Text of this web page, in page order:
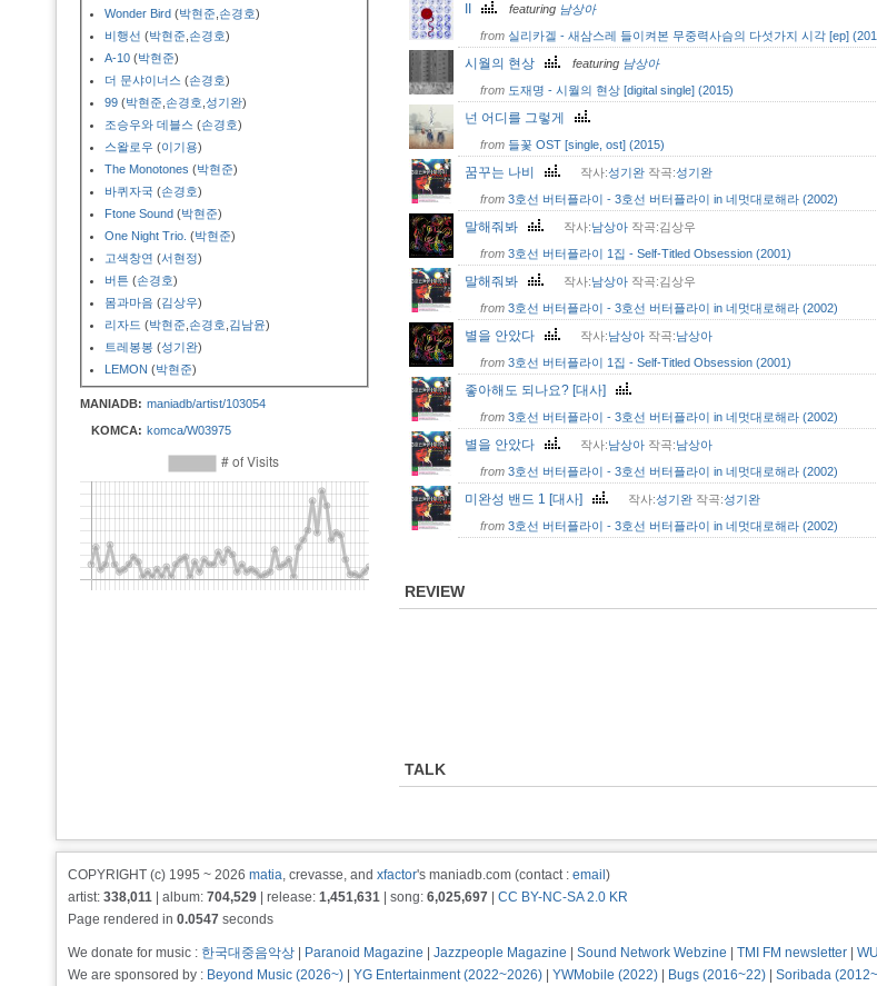
Wonder Bird (박현준 손경호)
비행선 (박현준 손경호)
A-10 (박현준)
더 문샤이너스 (손경호)
99 (박현준 손경호 성기완)
조승우와 데블스 (손경호)
스왈로우 (이기용)
The Monotones (박현준)
바퀴자국 (손경호)
Ftone Sound (박현준)
One Night Trio. (박현준)
고색창연 (서현정)
버튼 (손경호)
몸과마음 (김상우)
리자드 (박현준 손경호 김남윤)
트레봉봉 (성기완)
LEMON (박현준)
MANIADB: maniadb/artist/103054
KOMCA: komca/W03975
featuring 남상아
from 실리카겔 - 새삼스레 들이켜본 무중력사슴의 다섯가지 시각 [ep]
시월의 현상 featuring 남상아
from 도재명 - 시월의 현상 [digital single] (2015)
넌 어디를 그렇게
from 들꽃 OST [single, ost] (2015)
꿈꾸는 나비 작사:성기완 작곡:성기완
from 3호선 버터플라이 - 3호선 버터플라이 in 네멋대로해라 (2002)
말해줘봐 작사:남상아 작곡:김상우
from 3호선 버터플라이 1집 - Self-Titled Obsession (2001)
말해줘봐 작사:남상아 작곡:김상우
from 3호선 버터플라이 - 3호선 버터플라이 in 네멋대로해라 (2002)
별을 안았다 작사:남상아 작곡:남상아
from 3호선 버터플라이 1집 - Self-Titled Obsession (2001)
좋아해도 되나요? [대사]
from 3호선 버터플라이 - 3호선 버터플라이 in 네멋대로해라 (2002)
별을 안았다 작사:남상아 작곡:남상아
from 3호선 버터플라이 - 3호선 버터플라이 in 네멋대로해라 (2002)
미완성 밴드 1 [대사] 작사:성기완 작곡:성기완
from 3호선 버터플라이 - 3호선 버터플라이 in 네멋대로해라 (2002)
REVIEW
TALK
COPYRIGHT (c) 1995 ~ 2026 matia, crevasse, and xfactor's maniadb.com (contact : email )
artist: 338,011 | album: 704,529 | release: 1,451,631 | song: 6,025,697
CC BY-NC-SA 2.0 KR
Page rendered in 0.0547 seconds
We donate for music : 한국대중음악상 Paranoid Magazine Jazzpeople Magazine Sound Network Webzine TMI FM newsletter
We are sponsored by : Beyond Music (2026~) YG Entertainment (2022~2026) YWMobile (2022) Bugs (2016~22) Soribada